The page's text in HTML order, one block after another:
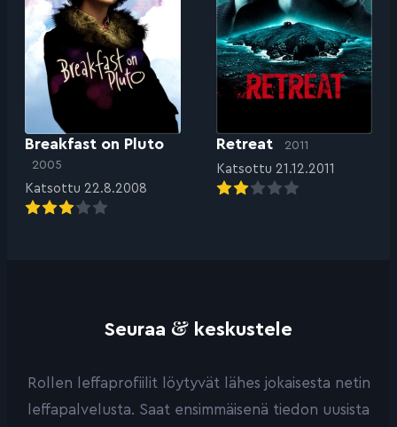
Breakfast on Pluto
2005
Katsottu 22.8.2008
Retreat 2011
Katsottu 21.12.2011
Seuraa & keskustele
Rollen leffaprofiilit löytyvät lähes jokaisesta netin
leffapalvelusta. Saat ensimmäisenä tiedon uusista